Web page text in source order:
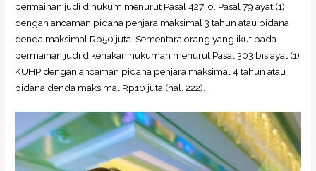
permainan judi dihukum menurut Pasal 427 jo. Pasal 79 ayat (1)
dengan ancaman pidana penjara maksimal 3 tahun atau pidana
denda maksimal Rp50 juta. Sementara orang yang ikut pada
permainan judi dikenakan hukuman menurut Pasal 303 bis ayat (1)
KUHP dengan ancaman pidana penjara maksimal 4 tahun atau
pidana denda maksimal Rp10 juta (hal. 222).